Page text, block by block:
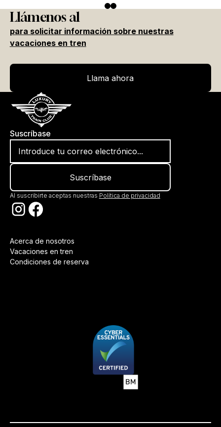
Llámenos al
para solicitar información sobre nuestras
vacaciones en tren
Llama ahora
Suscríbase
Al suscribirte aceptas nuestras Política de privacidad
Acerca de nosotros
Vacaciones en tren
Condiciones de reserva